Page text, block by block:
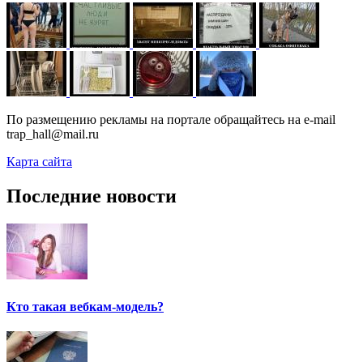
По размещению рекламы на портале обращайтесь на e-mail
trap_hall@mail.ru
Карта сайта
Последние новости
Кто такая вебкам-модель?